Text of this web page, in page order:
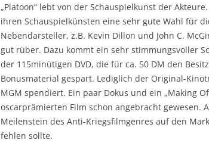
„Platoon“ lebt von der Schauspielkunst der
ihren Schauspielkünsten eine sehr gute Wahl für
Nebendarsteller, z.B. Kevin Dillon und John C.
gut rüber. Dazu kommt ein sehr stimmungsvoller
der 115minütigen DVD, die für ca. 50 DM den
Bonusmaterial gespart. Lediglich der Original-
MGM spendiert. Ein paar Dokus und ein „Making
oscarprämierten Film schon angebracht gewesen.
Meilenstein des Anti-Kriegsfilmgenres auf den
fehlen sollte.